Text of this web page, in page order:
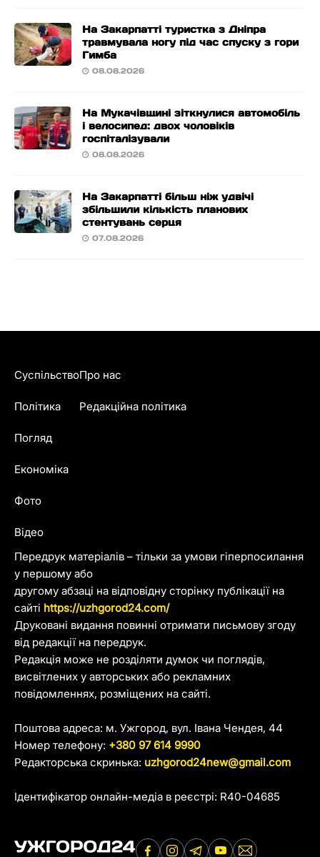
На Закарпатті туристка з Дніпра
травмувала ногу під час спуску з гори
Гимба
08.08.2026
На Мукачівщині зіткнулися автомобіль
і велосипед: двох чоловіків
госпіталізували
08.08.2026
На Закарпатті більш ніж удвічі
збільшили кількість планових
стентувань серця
07.08.2026
Передрук матеріалів – тільки за умови гіперпосилання
у першому або
другому абзаці на відповідну сторінку публікації на
сайті https://uzhgorod24.com/
Друковані видання повинні отримати письмову згоду
від редакції на передрук.
Редакція може не розділяти думок чи поглядів,
висвітлених у авторських або рекламних
повідомленнях, розміщених на сайті.
Поштова адреса: м. Ужгород, вул. Івана Чендея, 44
Номер телефону: +380 97 614 9990
Редакторська скринька: uzhgorod24new@gmail.com
Ідентифікатор онлайн-медіа в реєстрі: R40-04685
Суспільство
Політика
Погляд
Економіка
Фото
Відео
Про нас
Редакційна політика